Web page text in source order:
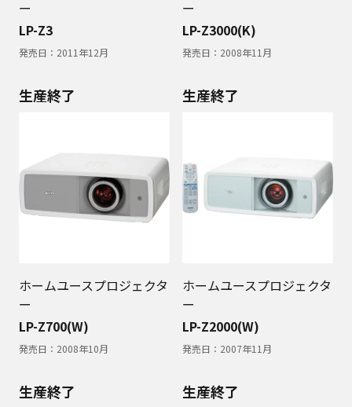
ー
LP-Z3
発売日： 2011年12月
ー
LP-Z3000(K)
発売日： 2008年11月
生産終了
ホームユースプロジェクタ
ー
LP-Z700(W)
発売日： 2008年10月
生産終了
ホームユースプロジェクタ
ー
LP-Z2000(W)
発売日： 2007年11月
生産終了 生産終了